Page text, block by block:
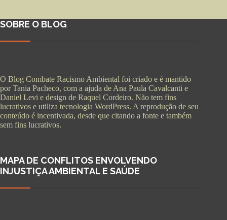
SOBRE O BLOG
O Blog Combate Racismo Ambiental foi criado e é mantido
por Tania Pacheco, com a ajuda de Ana Paula Cavalcanti e
Daniel Levi e design de Raquel Cordeiro. Não tem fins
lucrativos e utiliza tecnologia WordPress. A reprodução de seu
conteúdo é incentivada, desde que citando a fonte e também
sem fins lucrativos.
MAPA DE CONFLITOS ENVOLVENDO
INJUSTIÇA AMBIENTAL E SAÚDE